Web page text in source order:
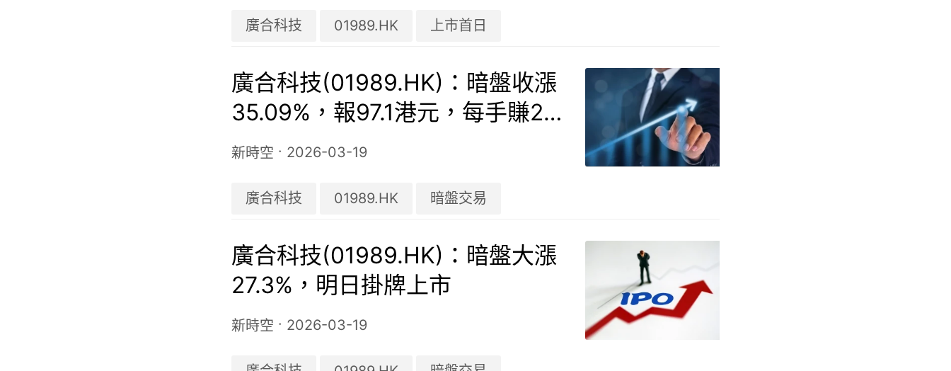
廣合科技 01989.HK 上市首日
廣合科技(01989.HK)：暗盤收漲
35.09%，報97.1港元，每手賺25
22港元
新時空 · 2026-03-19
廣合科技 01989.HK 暗盤交易
廣合科技(01989.HK)：暗盤大漲
27.3%，明日掛牌上市
新時空 · 2026-03-19